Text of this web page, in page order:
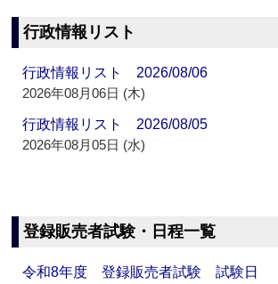
行政情報リスト
行政情報リスト 2026/08/06
2026年08月06日 (木)
行政情報リスト 2026/08/05
2026年08月05日 (水)
登録販売者試験・日程一覧
令和8年度 登録販売者試験 試験日